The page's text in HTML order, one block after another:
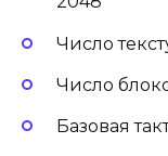
Число
Число
Базовая